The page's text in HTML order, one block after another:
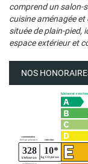
comprend un salon-
cuisine aménagée
située de plain-pied,
espace extérieur et
NOS